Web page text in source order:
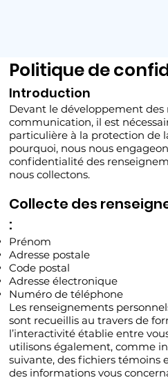
Politique de
Introduction
Devant le développement des
communication, il est
particulière à la protection de
pourquoi, nous nous
confidentialité des
nous collectons.
Collecte des
:
Prénom
Adresse postale
Code postal
Adresse électronique
Numéro de téléphone
Les renseignements
sont recueillis au travers de
l’interactivité établie entre
utilisons également, comme
suivante, des fichiers témoins
des informations vous